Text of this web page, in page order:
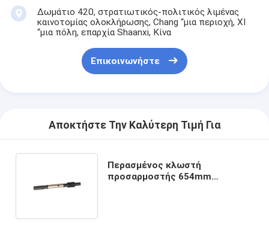
Δωμάτιο 420, στρατιωτικός-πολιτικός λιμένας
καινοτομίας ολοκλήρωσης, Chang “μια περιοχή, ΧΙ
“μια πόλη, επαρχία Shaanxi, Κίνα
Επικοινωνήστε
Αποκτήστε Την Καλύτερη Τιμή Για
Περασμένος κλωστή
προσαρμοστής 654mm